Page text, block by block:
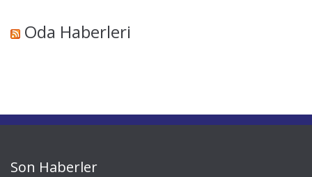
Oda Haberleri
Son Haberler